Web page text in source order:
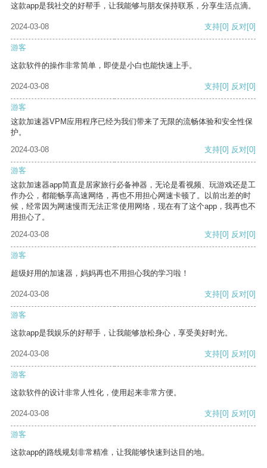
这款app是我社交的好帮手，让我能够与朋友保持联系，分享生活点滴。
2024-03-08 支持[0] 反对[0]
游客
这款软件的操作非常简单，即使是小白也能快速上手。
2024-03-08 支持[0] 反对[0]
游客
这款加速器VPM应用程序已经为我们带来了无限的流畅体验和安全性保
护。
2024-03-08
支持[0] 反对[0]
游客
这款加速器app简直是居家旅行必备神器，无论是看视频、玩游戏还是工
作办公，都能畅享高速网络，再也不用担心网速卡顿了。以前出差的时
候，经常因为网速慢而无法正常使用网络，现在有了这个app，我再也不
用担心了。
2024-03-08
支持[0] 反对[0]
游客
超级好用的加速器，妈妈再也不用担心我的学习啦！
2024-03-08 支持[0] 反对[0]
游客
这款app是我娱乐的好帮手，让我能够放松身心，享受美好时光。
2024-03-08 支持[0] 反对[0]
游客
这款软件的设计非常人性化，使用起来非常方便。
2024-03-08 支持[0] 反对[0]
游客
这款app的路线规划非常精准，让我能够快速到达目的地。